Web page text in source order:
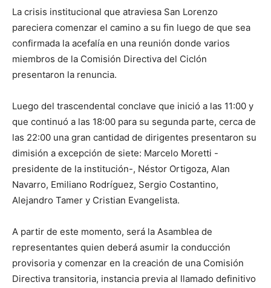
La crisis institucional que atraviesa San Lorenzo
pareciera comenzar el camino a su fin luego de que sea
confirmada la acefalía en una reunión donde varios
miembros de la Comisión Directiva del Ciclón
presentaron la renuncia.
Luego del trascendental conclave que inició a las 11:00 y
que continuó a las 18:00 para su segunda parte, cerca de
las 22:00 una gran cantidad de dirigentes presentaron su
dimisión a excepción de siete: Marcelo Moretti -
presidente de la institución-, Néstor Ortigoza, Alan
Navarro, Emiliano Rodríguez, Sergio Costantino,
Alejandro Tamer y Cristian Evangelista.
A partir de este momento, será la Asamblea de
representantes quien deberá asumir la conducción
provisoria y comenzar en la creación de una Comisión
Directiva transitoria, instancia previa al llamado definitivo